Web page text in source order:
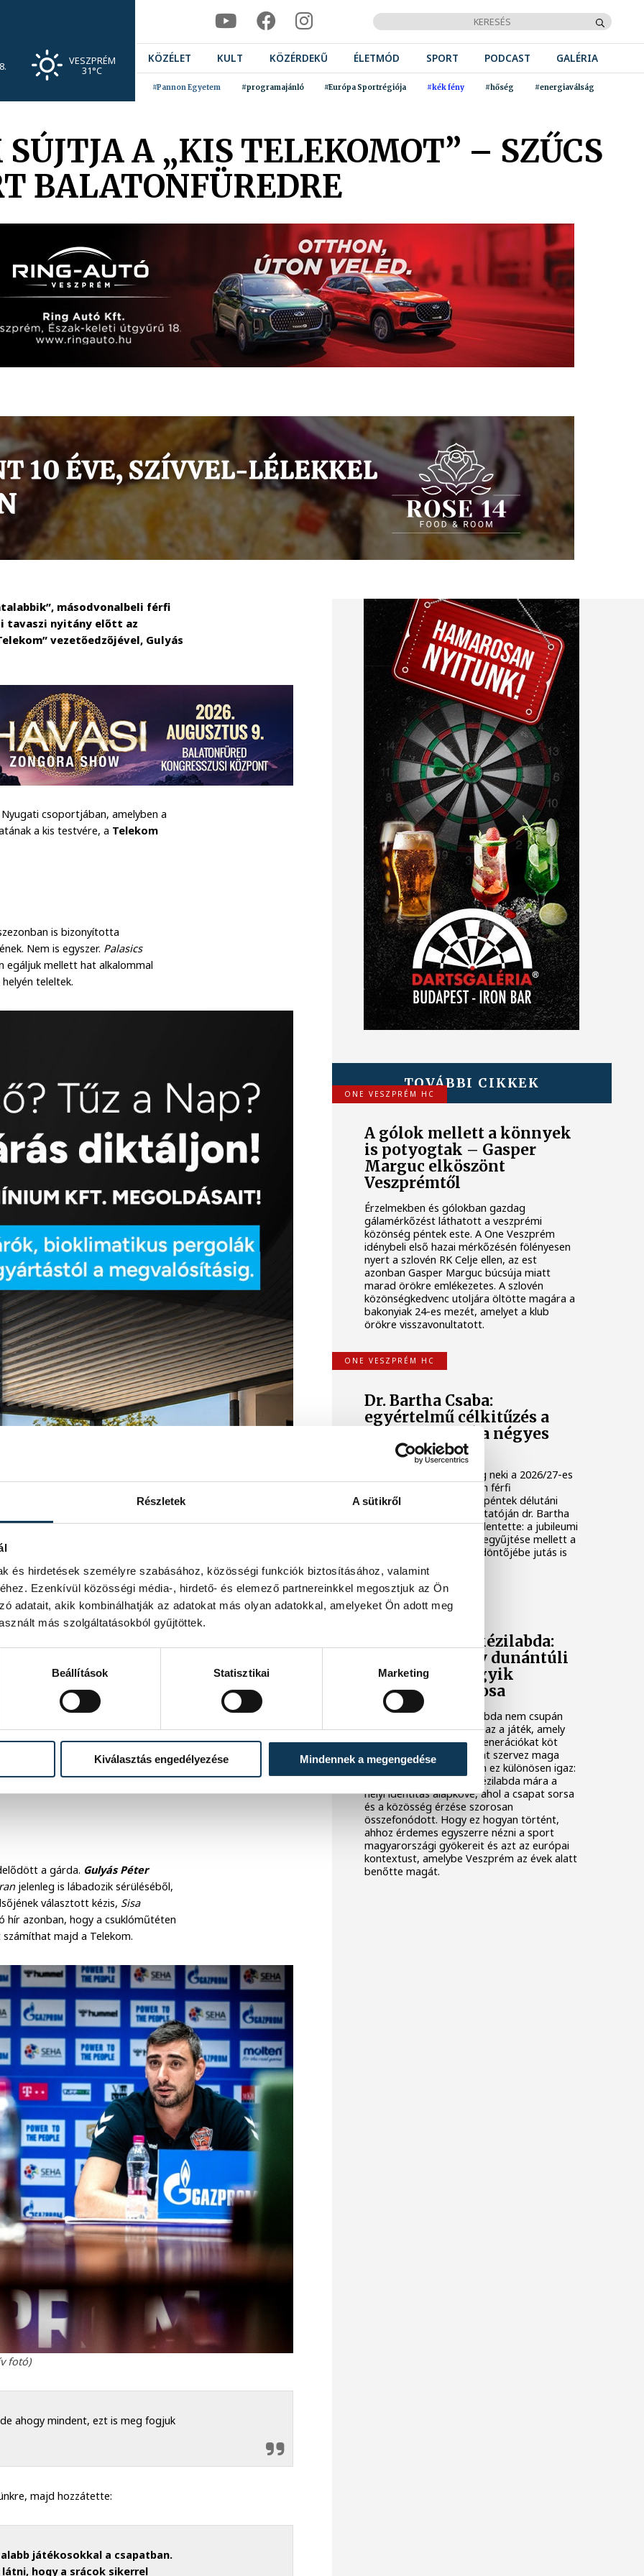
Részletek A sütikről
és hirdetések személyre szabásához, közösségi funkciók biztosításához, valamint
Ezenkívül közösségi média-, hirdető- és elemező partnereinkkel megosztjuk az Ön
adatait, akik kombinálhatják az adatokat más olyan adatokkal, amelyeket Ön adott meg
más szolgáltatásokból gyűjtöttek.
Beállítások Statisztikai Marketing
Kiválasztás engedélyezése Mindennek a megengedése
VESZPRÉM
31°C
KÖZÉLET KULT KÖZÉRDEKŰ ÉLETMÓD SPORT PODCAST GALÉRIA
#Pannon Egyetem #programajánló #Európa Sportrégiója #kék fény #hőség #energiaválság
A „KIS TELEKOMOT” – SZŰCS
BALATONFÜREDRE
másodvonalbeli férfi
tavaszi nyitány előtt az
vezetőedzőjével, Gulyás
csoportjában, amelyben a
a kis testvére, a Telekom
is bizonyította
Nem is egyszer. Palasics
egáljuk mellett hat alkalommal
teleltek.
és jött meg az étvágyuk az
szinte sosem volt gond.
a gárda. Gulyás Péter
jelenleg is lábadozik sérüléséből,
választott kézis, Sisa
hír azonban, hogy a csuklóműtéten
majd a Telekom.
fotó)
ahogy mindent, ezt is meg fogjuk
majd hozzátette:
játékosokkal a csapatban.
hogy a srácok sikerrel
TOVÁBBI CIKKEK
ONE VESZPRÉM HC
A gólok mellett a könnyek
is potyogtak – Gasper
Marguc elköszönt
Veszprémtől
Érzelmekben és gólokban gazdag
gálamérkőzést láthatott a veszprémi
közönség péntek este. A One Veszprém
idénybeli első hazai mérkőzésén fölényesen
nyert a szlovén RK Celje ellen, az est
azonban Gasper Marguc búcsúja miatt
marad örökre emlékezetes. A szlovén
közönségkedvenc utoljára öltötte magára a
bakonyiak 24-es mezét, amelyet a klub
örökre visszavonultatott.
ONE VESZPRÉM HC
Dr. Bartha Csaba:
egyértelmű célkitűzés a
Bajnokok Ligája négyes
döntője
Huszonkét játékossal vág neki a 2026/27-es
idénynek a One Veszprém férfi
kézilabdacsapata. A klub péntek délutáni
szezonnyitó sajtótájékoztatóján dr. Bartha
Csaba vezérigazgató kijelentette: a jubileumi
idényben a hazai címek begyűjtése mellett a
Bajnokok Ligája négyes döntőjébe jutás is
egyértelmű célkitűzés.
TÁMOGATOTT TARTALOM
Veszprém és a kézilabda:
hogyan lett egy dunántúli
város Európa egyik
kézilabdafővárosa
Magyarországon a kézilabda nem csupán
egy sport a sok közül. Ez az a játék, amely
telt arénákat tölt meg, generációkat köt
össze, és egész városokat szervez maga
köré. Veszprém esetében ez különösen igaz:
a dunántúli városban a kézilabda mára a
helyi identitás alapköve, ahol a csapat sorsa
és a közösség érzése szorosan
összefonódott. Hogy ez hogyan történt,
ahhoz érdemes egyszerre nézni a sport
magyarországi gyökereit és azt az európai
kontextust, amelybe Veszprém az évek alatt
benőtte magát.